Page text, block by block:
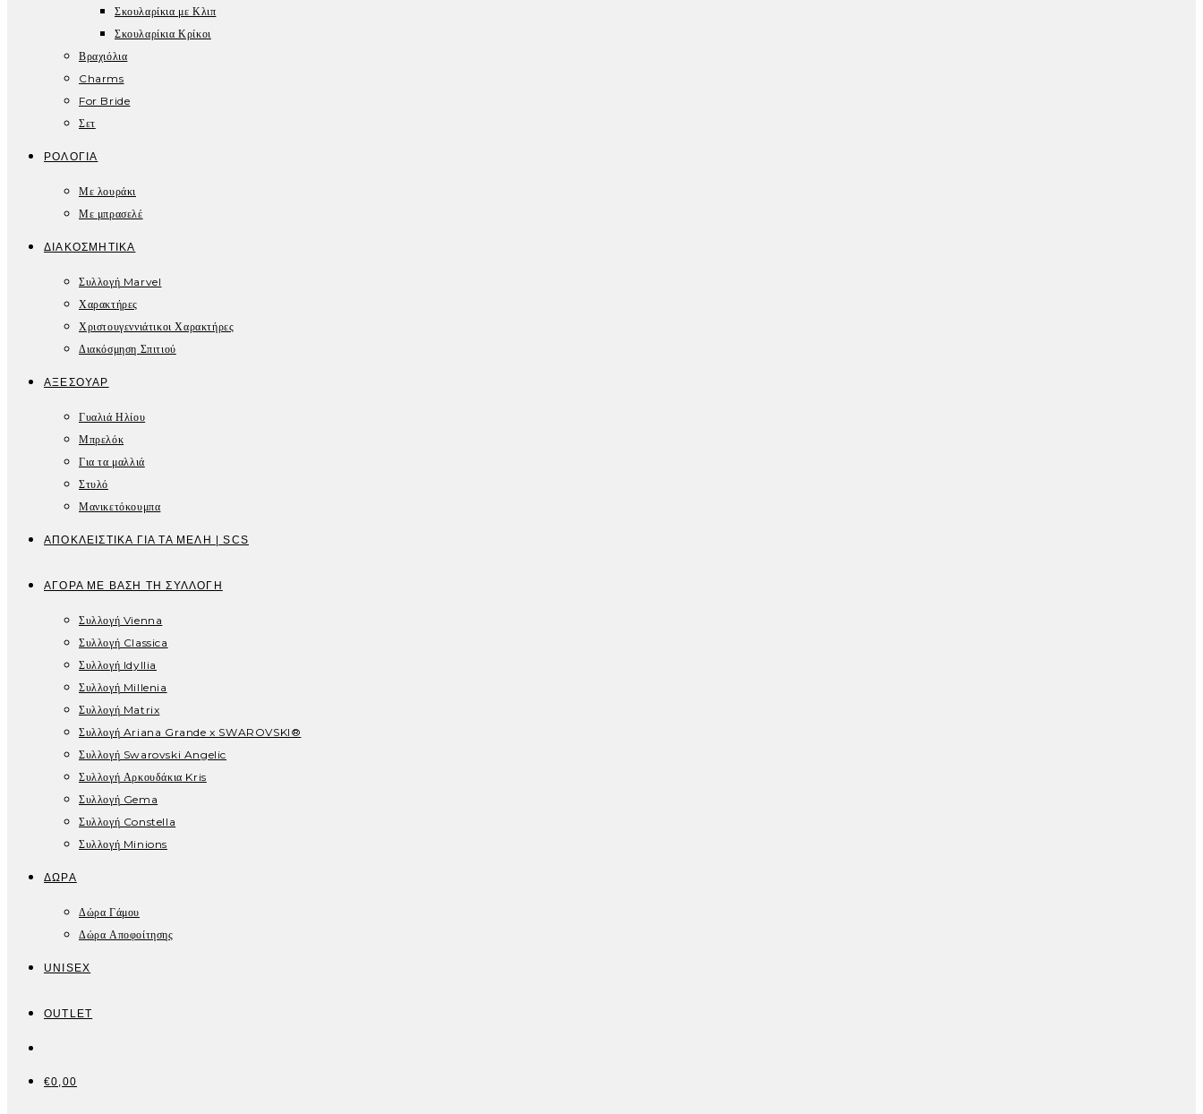
Σκουλαρίκια με Κλιπ
Σκουλαρίκια Κρίκοι
Βραχιόλια
Charms
For Bride
Σετ
ΡΟΛΌΓΙΑ
Με λουράκι
Με μπρασελέ
ΔΙΑΚΟΣΜΗΤΙΚΆ
Συλλογή Marvel
Χαρακτήρες
Χριστουγεννιάτικοι Χαρακτήρες
Διακόσμηση Σπιτιού
ΑΞΕΣΟΥΆΡ
Γυαλιά Ηλίου
Μπρελόκ
Για τα μαλλιά
Στυλό
Μανικετόκουμπα
ΑΠΟΚΛΕΙΣΤΙΚΑ ΓΙΑ ΤΑ ΜΕΛΗ | SCS
ΑΓΟΡΆ ΜΕ ΒΆΣΗ ΤΗ ΣΥΛΛΟΓΉ
Συλλογή Vienna
Συλλογή Classica
Συλλογή Idyllia
Συλλογή Millenia
Συλλογή Matrix
Συλλογή Ariana Grande x SWAROVSKI®
Συλλογή Swarovski Angelic
Συλλογή Αρκουδάκια Kris
Συλλογή Gema
Συλλογή Constella
Συλλογή Minions
ΔΏΡΑ
Δώρα Γάμου
Δώρα Αποφοίτησης
UNISEX
OUTLET
€0,00